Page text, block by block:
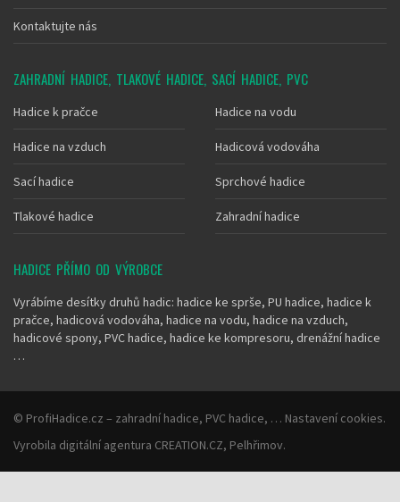
Kontaktujte nás
ZAHRADNÍ HADICE, TLAKOVÉ HADICE, SACÍ HADICE, PVC
Hadice k pračce Hadice na vodu
Hadice na vzduch Hadicová vodováha
Sací hadice Sprchové hadice
Tlakové hadice Zahradní hadice
HADICE PŘÍMO OD VÝROBCE
Vyrábíme desítky druhů hadic: hadice ke sprše, PU hadice, hadice k
pračce, hadicová vodováha, hadice na vodu, hadice na vzduch,
hadicové spony, PVC hadice, hadice ke kompresoru, drenážní hadice
…
© ProfiHadice.cz – zahradní hadice, PVC hadice, … Nastavení cookies.
Vyrobila digitální agentura CREATION.CZ, Pelhřimov.